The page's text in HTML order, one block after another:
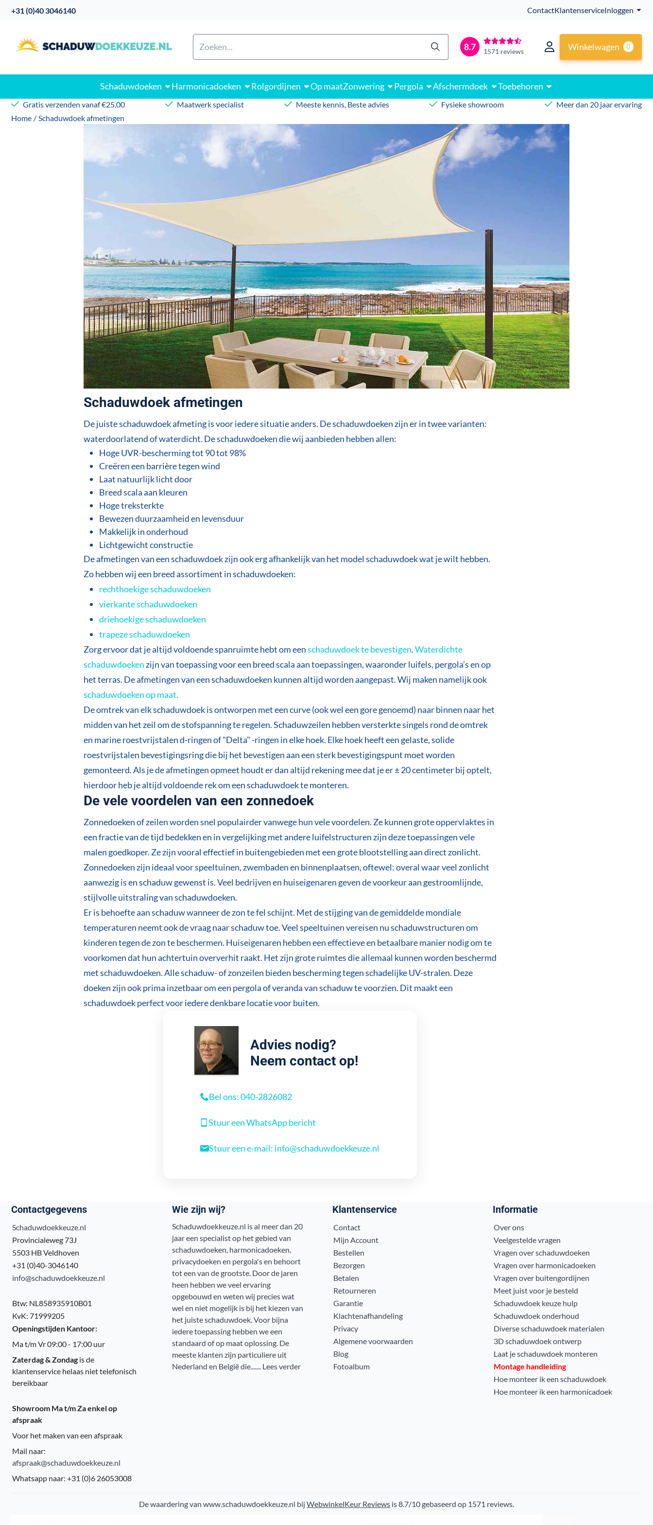
Cookievoorkeuren zijn beschikbaar. Kies instellingen of sta alle cookies toe.
+31 (0)40 3046140 ContactKlantenserviceInloggen
8.7 1571 reviews Winkelwagen 0
Schaduwdoeken Harmonicadoeken Rolgordijnen Op maatZonwering Pergola Afschermdoek Toebehoren
Gratis verzenden vanaf €25,00 Maatwerk specialist Meeste kennis, Beste advies Fysieke showroom
Meer dan 20 jaar ervaring
Home / Schaduwdoek afmetingen
Schaduwdoek afmetingen
De juiste schaduwdoek afmeting is voor iedere situatie anders. De schaduwdoeken zijn er in twee varianten:
waterdoorlatend of waterdicht. De schaduwdoeken die wij aanbieden hebben allen:
Hoge UVR-bescherming tot 90 tot 98%
Creëren een barrière tegen wind
Laat natuurlijk licht door
Breed scala aan kleuren
Hoge treksterkte
Bewezen duurzaamheid en levensduur
Makkelijk in onderhoud
Lichtgewicht constructie
De afmetingen van een schaduwdoek zijn ook erg afhankelijk van het model schaduwdoek wat je wilt hebben.
Zo hebben wij een breed assortiment in schaduwdoeken:
rechthoekige schaduwdoeken
vierkante schaduwdoeken
driehoekige schaduwdoeken
trapeze schaduwdoeken
Zorg ervoor dat je altijd voldoende spanruimte hebt om eenschaduwdoek te bevestigen.Waterdichte
schaduwdoeken zijn van toepassing voor een breed scala aan toepassingen, waaronder luifels, pergola’s en op
het terras. De afmetingen van een schaduwdoeken kunnen altijd worden aangepast. Wij maken namelijk ook
schaduwdoeken op maat.
De omtrek van elk schaduwdoek is ontworpen met een curve (ook wel een gore genoemd) naar binnen naar het
midden van het zeil om de stofspanning te regelen. Schaduwzeilen hebben versterkte singels rond de omtrek
en marine roestvrijstalen d-ringen of "Delta" -ringen in elke hoek. Elke hoek heeft een gelaste, solide
roestvrijstalen bevestigingsring die bij het bevestigen aan een sterk bevestigingspunt moet worden
gemonteerd. Als je de afmetingen opmeet houdt er dan altijd rekening mee dat je er ± 20 centimeter bij optelt,
hierdoor heb je altijd voldoende rek om een schaduwdoek te monteren.
De vele voordelen van een zonnedoek
Zonnedoeken of zeilen worden snel populairder vanwege hun vele voordelen. Ze kunnen grote oppervlaktes in
een fractie van de tijd bedekken en in vergelijking met andere luifelstructuren zijn deze toepassingen vele
malen goedkoper. Ze zijn vooral effectief in buitengebieden met een grote blootstelling aan direct zonlicht.
Zonnedoeken zijn ideaal voor speeltuinen, zwembaden en binnenplaatsen, oftewel: overal waar veel zonlicht
aanwezig is en schaduw gewenst is. Veel bedrijven en huiseigenaren geven de voorkeur aan gestroomlijnde,
stijlvolle uitstraling van schaduwdoeken.
Er is behoefte aan schaduw wanneer de zon te fel schijnt. Met de stijging van de gemiddelde mondiale
temperaturen neemt ook de vraag naar schaduw toe. Veel speeltuinen vereisen nu schaduwstructuren om
kinderen tegen de zon te beschermen. Huiseigenaren hebben een effectieve en betaalbare manier nodig om te
voorkomen dat hun achtertuin oververhit raakt. Het zijn grote ruimtes die allemaal kunnen worden beschermd
met schaduwdoeken. Alle schaduw- of zonzeilen bieden bescherming tegen schadelijke UV-stralen. Deze
doeken zijn ook prima inzetbaar om een pergola of veranda van schaduw te voorzien. Dit maakt een
schaduwdoek perfect voor iedere denkbare locatie voor buiten.
Advies nodig?
Neem contact op!
Bel ons: 040-2826082
Stuur een WhatsApp bericht
Stuur een e-mail: info@schaduwdoekkeuze.nl
Contactgegevens
Schaduwdoekkeuze.nl
Provincialeweg 73J
5503 HB Veldhoven
+31 (0)40-3046140
info@schaduwdoekkeuze.nl
Btw: NL858935910B01
KvK: 71999205
Openingstijden Kantoor:
Ma t/m Vr 09:00 - 17:00 uur
Zaterdag & Zondag is de
klantenservice helaas niet telefonisch
bereikbaar
Showroom Ma t/m Za enkel op
afspraak
Voor het maken van een afspraak
Mail naar:
afspraak@schaduwdoekkeuze.nl
Whatsapp naar: +31 (0)6 26053008
Wie zijn wij?
Schaduwdoekkeuze.nl is al meer dan 20
jaar een specialist op het gebied van
schaduwdoeken, harmonicadoeken,
privacydoeken en pergola's en behoort
tot een van de grootste. Door de jaren
heen hebben we veel ervaring
opgebouwd en weten wij precies wat
wel en niet mogelijk is bij het kiezen van
het juiste schaduwdoek. Voor bijna
iedere toepassing hebben we een
standaard of op maat oplossing. De
meeste klanten zijn particuliere uit
Nederland en België die....... Lees verder
Klantenservice
Contact
Mijn Account
Bestellen
Bezorgen
Betalen
Retourneren
Garantie
Klachtenafhandeling
Privacy
Algemene voorwaarden
Blog
Fotoalbum
Informatie
Over ons
Veelgestelde vragen
Vragen over schaduwdoeken
Vragen over harmonicadoeken
Vragen over buitengordijnen
Meet juist voor je besteld
Schaduwdoek keuze hulp
Schaduwdoek onderhoud
Diverse schaduwdoek materialen
3D schaduwdoek ontwerp
Laat je schaduwdoek monteren
Montage handleiding
Hoe monteer ik een schaduwdoek
Hoe monteer ik een harmonicadoek
De waardering van www.schaduwdoekkeuze.nl bij WebwinkelKeur Reviewsis 8.7/10 gebaseerd op 1571 reviews.